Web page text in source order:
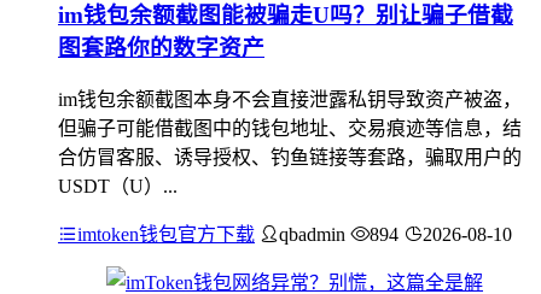
im钱包余额截图能被骗走U吗？别让骗子借截
图套路你的数字资产
im钱包余额截图本身不会直接泄露私钥导致资产被盗，
但骗子可能借截图中的钱包地址、交易痕迹等信息，结
合仿冒客服、诱导授权、钓鱼链接等套路，骗取用户的
USDT（U）...
imtoken钱包官方下载 qbadmin 894 2026-08-10